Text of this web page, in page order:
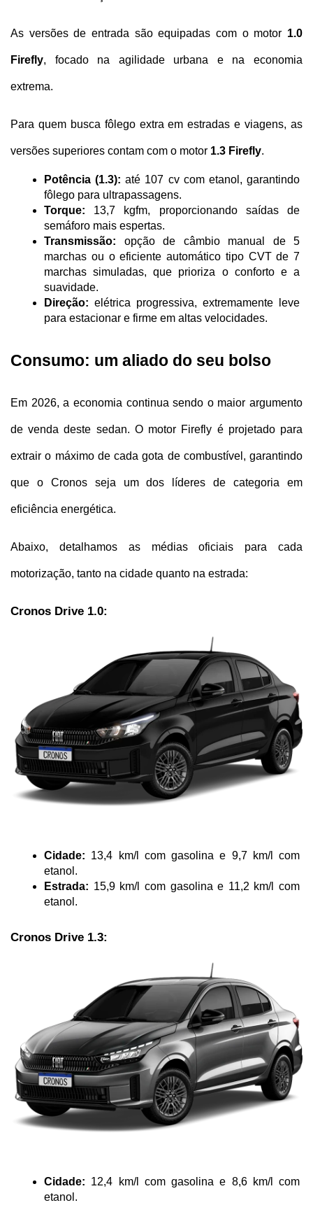
As versões de entrada são equipadas com o motor 1.0
Firefly, focado na agilidade urbana e na economia
extrema.
Para quem busca fôlego extra em estradas e viagens, as
versões superiores contam com o motor 1.3 Firefly.
Potência (1.3): até 107 cv com etanol, garantindo
fôlego para ultrapassagens.
Torque: 13,7 kgfm, proporcionando saídas de
semáforo mais espertas.
Transmissão: opção de câmbio manual de 5
marchas ou o eficiente automático tipo CVT de 7
marchas simuladas, que prioriza o conforto e a
suavidade.
Direção: elétrica progressiva, extremamente leve
para estacionar e firme em altas velocidades.
Consumo: um aliado do seu bolso
Em 2026, a economia continua sendo o maior argumento
de venda deste sedan. O motor Firefly é projetado para
extrair o máximo de cada gota de combustível, garantindo
que o Cronos seja um dos líderes de categoria em
eficiência energética.
Abaixo, detalhamos as médias oficiais para cada
motorização, tanto na cidade quanto na estrada:
Cronos Drive 1.0:
Cidade: 13,4 km/l com gasolina e 9,7 km/l com
etanol.
Estrada: 15,9 km/l com gasolina e 11,2 km/l com
etanol.
Cronos Drive 1.3:
Cidade: 12,4 km/l com gasolina e 8,6 km/l com
etanol.